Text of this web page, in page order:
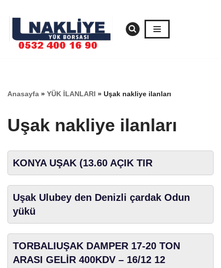
geç
Anasayfa » YÜK İLANLARI » Uşak nakliye ilanları
Uşak nakliye ilanları
KONYA UŞAK (13.60 AÇIK TIR
Uşak Ulubey den Denizli çardak Odun
yükü
TORBALIUŞAK DAMPER 17-20 TON
ARASI GELİR 400KDV – 16/12 12